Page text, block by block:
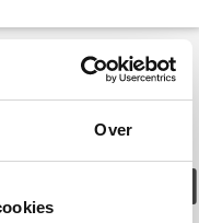
Over
is